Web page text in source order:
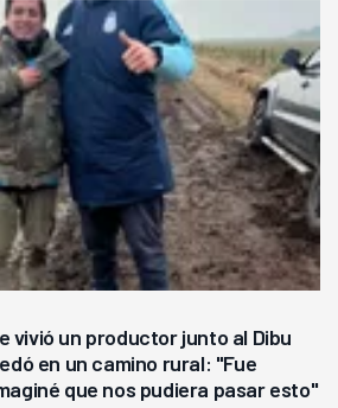
vivió un productor junto al Dibu
en un camino rural: "Fue
que nos pudiera pasar esto"